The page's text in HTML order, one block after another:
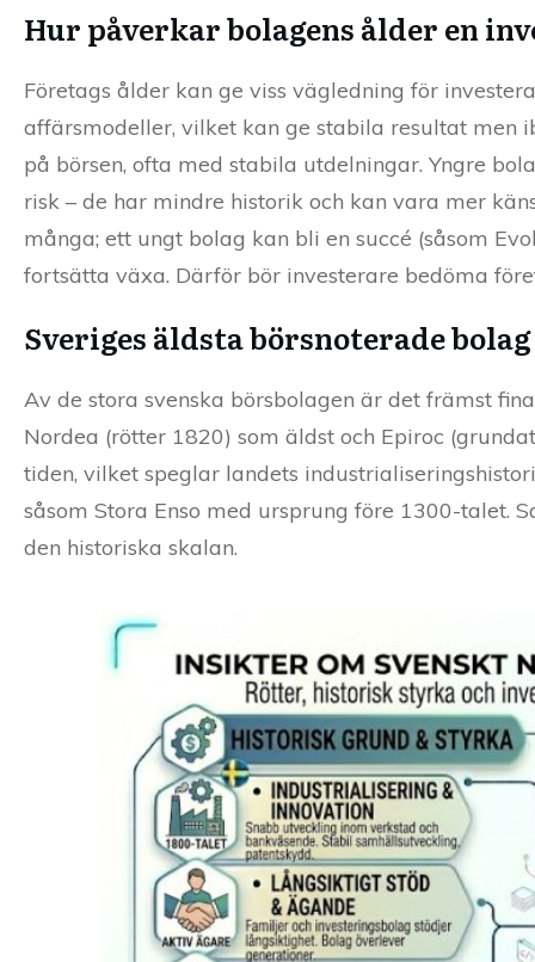
Hur påverkar bolagens ålder en
Företags ålder kan ge viss vägledning för
affärsmodeller, vilket kan ge stabila resultat men
på börsen, ofta med stabila utdelningar. Yngre
risk – de har mindre historik och kan vara mer
många; ett ungt bolag kan bli en succé (såsom
fortsätta växa. Därför bör investerare bedöma
Sveriges äldsta börsnoterade
Av de stora svenska börsbolagen är det främst
Nordea (rötter 1820) som äldst och Epiroc
tiden, vilket speglar landets
såsom Stora Enso med ursprung före 1300-
den historiska skalan.